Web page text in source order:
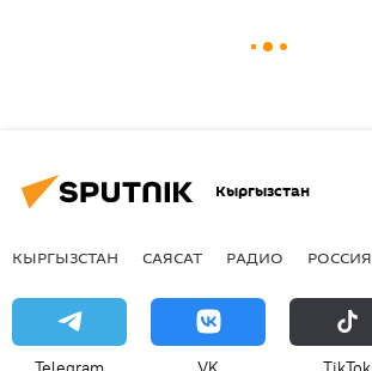
Кыргызстан
КЫРГЫЗСТАН САЯСАТ РАДИО РОССИЯ